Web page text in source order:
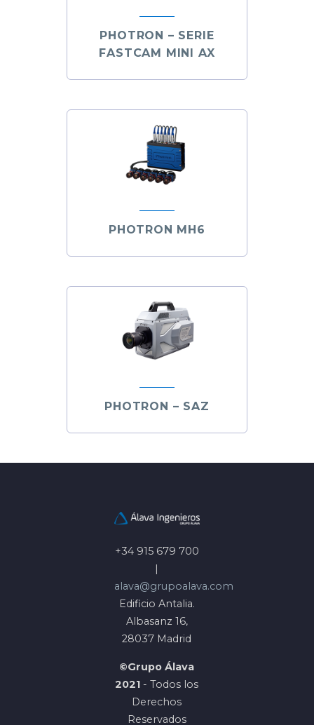
PHOTRON – SERIE
FASTCAM MINI AX
PHOTRON MH6
PHOTRON – SAZ
+34 915 679 700
|
alava@grupoalava.com
Edificio Antalia.
Albasanz 16,
28037 Madrid
©Grupo Álava
2021 - Todos los
Derechos
Reservados